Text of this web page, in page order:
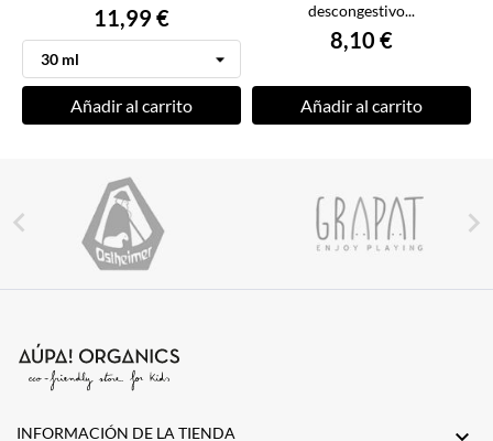
11,99 €
Añadir al carrito
descongestivo...
8,10 €
Añadir al carrito
 
INFORMACIÓN DE LA TIENDA